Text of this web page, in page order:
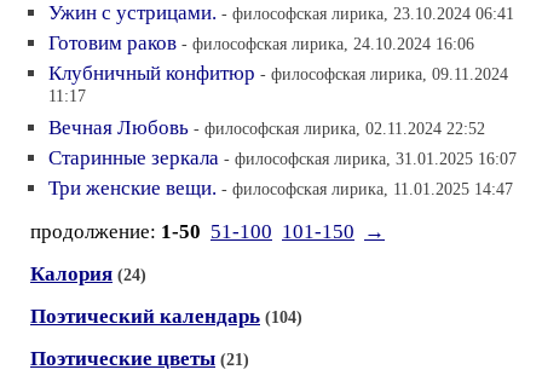
Ужин с устрицами. - философская лирика, 23.10.2024 06:41
Готовим раков - философская лирика, 24.10.2024 16:06
Клубничный конфитюр - философская лирика, 09.11.2024
11:17
Вечная Любовь - философская лирика, 02.11.2024 22:52
Старинные зеркала - философская лирика, 31.01.2025 16:07
Три женские вещи. - философская лирика, 11.01.2025 14:47
продолжение: 1-50 51-100 101-150
→
Калория (24)
Поэтический календарь (104)
Поэтические цветы (21)